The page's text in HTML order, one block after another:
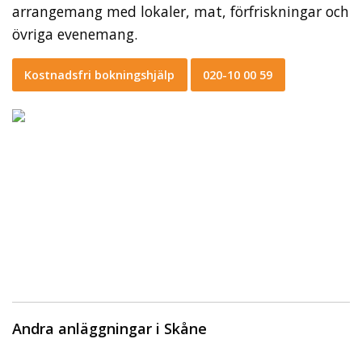
arrangemang med lokaler, mat, förfriskningar och
övriga evenemang.
Kostnadsfri bokningshjälp 020-10 00 59
Andra anläggningar i Skåne